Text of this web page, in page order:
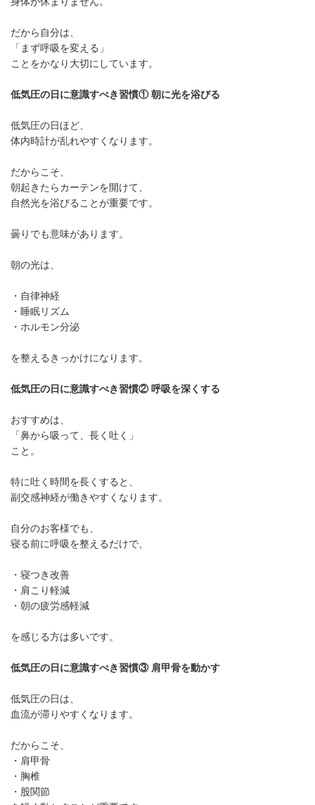
だから自分は、
「まず呼吸を変える」
ことをかなり大切にしています。
低気圧の日に意識すべき習慣① 朝に光を浴びる
低気圧の日ほど、
体内時計が乱れやすくなります。
だからこそ、
朝起きたらカーテンを開けて、
自然光を浴びることが重要です。
曇りでも意味があります。
朝の光は、
・自律神経
・睡眠リズム
・ホルモン分泌
を整えるきっかけになります。
低気圧の日に意識すべき習慣② 呼吸を深くする
おすすめは、
「鼻から吸って、長く吐く」
こと。
特に吐く時間を長くすると、
副交感神経が働きやすくなります。
自分のお客様でも、
寝る前に呼吸を整えるだけで、
・寝つき改善
・肩こり軽減
・朝の疲労感軽減
を感じる方は多いです。
低気圧の日に意識すべき習慣③ 肩甲骨を動かす
低気圧の日は、
血流が滞りやすくなります。
だからこそ、
・肩甲骨
・胸椎
・股関節